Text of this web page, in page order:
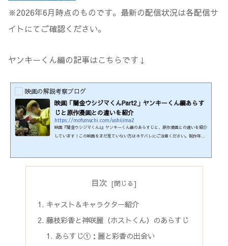
※2026年6月時点のものです。最新の配信状況は各配信サ
イトにてご確認ください。
ヤンキーくん編の記事はこちらです↓
映画の解説考察ブログ
映画「闇金ウシジマくんPart2」ヤンキーくん編あらす
じと原作漫画との違いを紹介
https://mofumuchi.com/ushijima2
映画『闇金ウシジマくん2』ヤンキーくん編のあらすじと、原作漫画との違いを紹介
しています！この映画をまだ見ていない方はネタバレにご注意ください。制作年：2
す。最新の配信状況は各配信サイトにてご確認ください。ホスト...
目次
キャスト＆キャラクター紹介
藤枝彩香と神咲麗（ホストくん）のあらすじ
あらすじ①：麗と彩香の出会い